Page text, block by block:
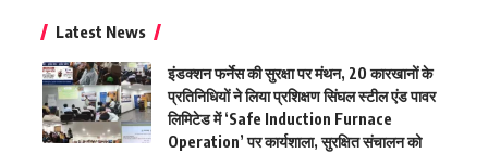
Latest News
इंडक्शन फर्नेस की सुरक्षा पर मंथन, 20 कारखानों के
प्रतिनिधियों ने लिया प्रशिक्षण सिंघल स्टील एंड पावर
लिमिटेड में ‘Safe Induction Furnace
Operation’ पर कार्यशाला, सुरक्षित संचालन को